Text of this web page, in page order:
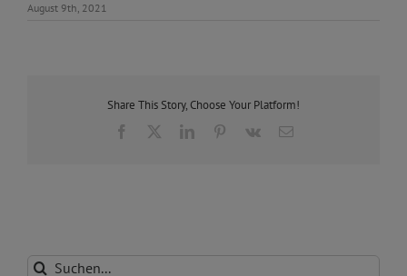
August 9th, 2021
Share This Story, Choose Your Platform!
Facebook LinkedInPinterest
Vk
E-
Suche